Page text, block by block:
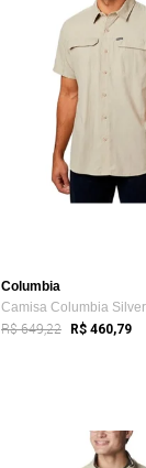
Columbia
R$ 649,22 R$ 460,79